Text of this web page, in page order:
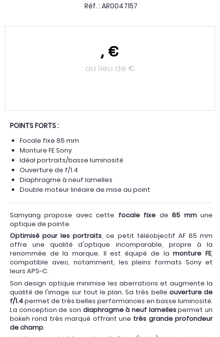
Réf. : AR0047157
, €
au lieu de €
POINTS FORTS :
Focale fixe 85 mm
Monture FE Sony
Idéal portraits/basse luminosité
Ouverture de f/1.4
Diaphragme à neuf lamelles
Double moteur linéaire de mise au point
Samyang propose avec cette focale fixe de85 mmune
optique de pointe.
Optimisé pour les portraits, ce petit téléobjectif AF 85 mm
offre une qualité d'optique incomparable, propre à la
renommée de la marque. Il est équipé de lamonture FE,
compatible avec, notamment, les pleins formats Sony et
leurs APS-C.
Son design optique minimise les aberrations et augmente la
qualité de l'image sur tout le plan. Sa très belle ouverture de
f/1.4permet de très belles performances en basse luminosité.
La conception de son diaphragme à neuf lamellespermet un
bokeh rond très marqué offrant une très grande profondeur
de champ.